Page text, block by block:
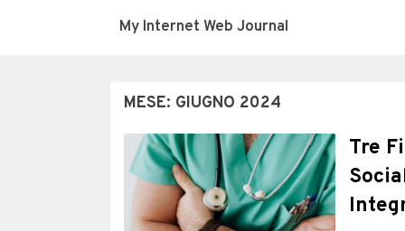
My Internet Web Journal
MESE: GIUGNO 2024
Tre